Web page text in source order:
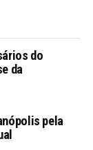
do
da
pela